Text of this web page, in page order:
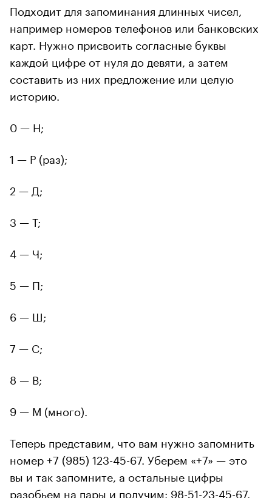
Подходит для запоминания длинных чисел,
например номеров телефонов или банковских
карт. Нужно присвоить согласные буквы
каждой цифре от нуля до девяти, а затем
составить из них предложение или целую
историю.
0 — Н;
1 — Р (раз);
2 — Д;
3 — Т;
4 — Ч;
5 — П;
6 — Ш;
7 — С;
8 — В;
9 — М (много).
Теперь представим, что вам нужно запомнить
номер +7 (985) 123-45-67. Уберем «+7» — это
вы и так запомните, а остальные цифры
разобьем на пары и получим: 98-51-23-45-67.